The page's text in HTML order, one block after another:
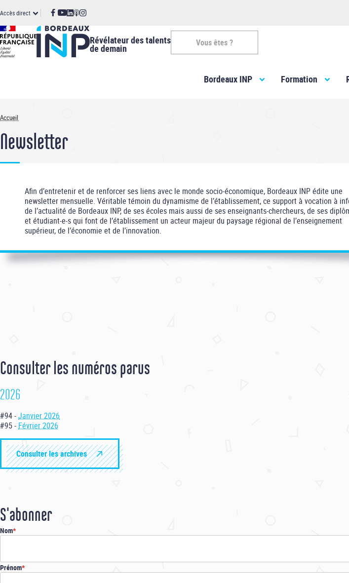
au
contenu
principal
Accès direct
Révélateur des talents
de demain Vous êtes ?
Bordeaux INP Formation
Fil
d'Ariane
Accueil
Newsletter
Afin d’entretenir et de renforcer ses liens avec le monde socio-économique, Bordeaux INP édite une
newsletter mensuelle. Véritable témoin du dynamisme de l’établissement, ce support à vocation à
de l’actualité de Bordeaux INP, de ses écoles mais aussi de ses enseignants-chercheurs, de ses
et étudiant-e-s qui font de l’établissement un acteur majeur du paysage régional de l’enseignement
supérieur, de l’économie et de l’innovation.
Consulter les numéros parus
2026
#94 -Janvier 2026
#95 - Février 2026
Consulter les archives
S'abonner
Nom
Prénom